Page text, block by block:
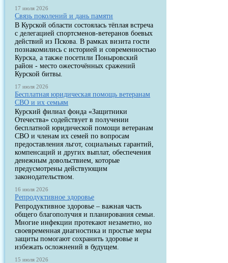
17 июля 2026
Связь поколений и дань памяти
В Курской области состоялась тёплая встреча
с делегацией спортсменов-ветеранов боевых
действий из Пскова. В рамках визита гости
познакомились с историей и современностью
Курска, а также посетили Поныровский
район - место ожесточённых сражений
Курской битвы.
17 июля 2026
Бесплатная юридическая помощь ветеранам
СВО и их семьям
Курский филиал фонда «Защитники
Отечества» содействует в получении
бесплатной юридической помощи ветеранам
СВО и членам их семей по вопросам
предоставления льгот, социальных гарантий,
компенсаций и других выплат, обеспечения
денежным довольствием, которые
предусмотрены действующим
законодательством.
16 июля 2026
Репродуктивное здоровье
Репродуктивное здоровье – важная часть
общего благополучия и планирования семьи.
Многие инфекции протекают незаметно, но
своевременная диагностика и простые меры
защиты помогают сохранить здоровье и
избежать осложнений в будущем.
15 июля 2026